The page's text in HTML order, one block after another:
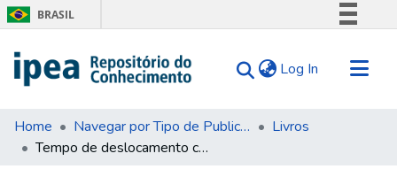
BRASIL
Comunica BR
Acesso à informação
Log In (current)
Communities & Collections
Search for
Home Navegar por Tipo de Publicação
Livros
Tempo de deslocamento casa-trabalho no Brasil (1992-2009): diferenças entre regiões metropolitanas, níveis de renda e sexo